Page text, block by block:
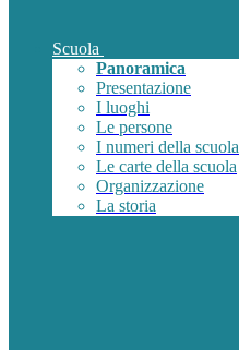
Scuola
Panoramica
Presentazione
I luoghi
Le persone
I numeri della scuola
Le carte della scuola
Organizzazione
La storia